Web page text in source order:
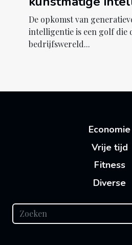
bedrijven
De opkomst van
intelligentie is een golf die
bedrijfswereld...
Economie
Vrije tijd
Fitness
Diverse